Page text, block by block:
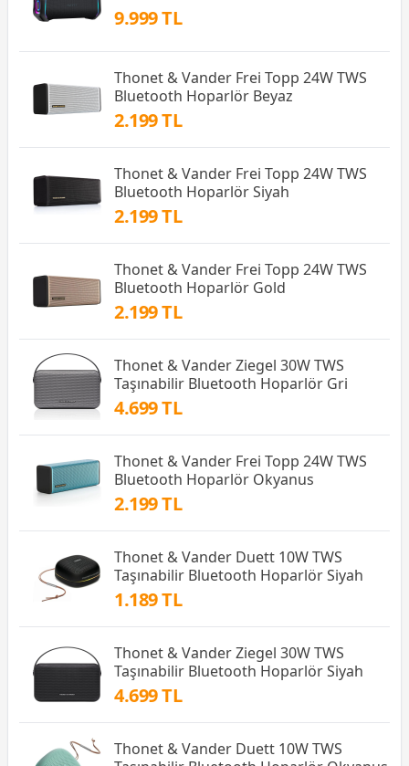
9.999 TL
Thonet & Vander Frei Topp 24W TWS
Bluetooth Hoparlör Beyaz
2.199 TL
Thonet & Vander Frei Topp 24W TWS
Bluetooth Hoparlör Siyah
2.199 TL
Thonet & Vander Frei Topp 24W TWS
Bluetooth Hoparlör Gold
2.199 TL
Thonet & Vander Ziegel 30W TWS
Taşınabilir Bluetooth Hoparlör Gri
4.699 TL
Thonet & Vander Frei Topp 24W TWS
Bluetooth Hoparlör Okyanus
2.199 TL
Thonet & Vander Duett 10W TWS
Taşınabilir Bluetooth Hoparlör Siyah
1.189 TL
Thonet & Vander Ziegel 30W TWS
Taşınabilir Bluetooth Hoparlör Siyah
4.699 TL
Thonet & Vander Duett 10W TWS